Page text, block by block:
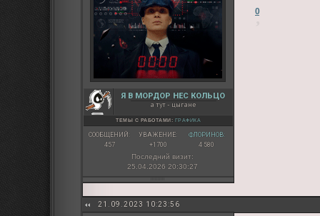
Я В МОРДОР НЕС КОЛЬЦО
а тут - цыгане
ТЕМЫ С РАБОТАМИ: ГРАФИКА
СООБЩЕНИЙ:
457
УВАЖЕНИЕ:
+1700
ФЛОРИНОВ:
4 580
Последний визит:
25.04.2026 20:30:27
0
21.09.2023 10:23:56